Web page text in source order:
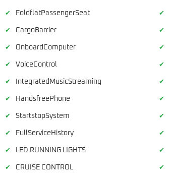
✔ FoldflatPassengerSeat ✔
✔ CargoBarrier ✔
✔ OnboardComputer ✔
✔ VoiceControl ✔
✔ IntegratedMusicStreaming ✔
✔ HandsfreePhone ✔
✔ StartstopSystem ✔
✔ FullServiceHistory ✔
✔ LED RUNNING LIGHTS ✔
✔ CRUISE CONTROL ✔